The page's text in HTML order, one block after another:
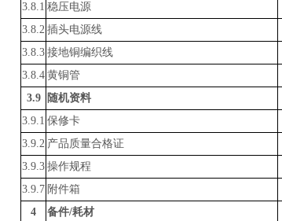
3.8.1 稳压电源
3.8.2 插头电源线
3.8.3 接地铜编织线
3.8.4 黄铜管
3.9
随机资料
3.9.1 保修卡
3.9.2 产品质量合格证
3.9.3 操作规程
3.9.7 附件箱
4
备件/耗材